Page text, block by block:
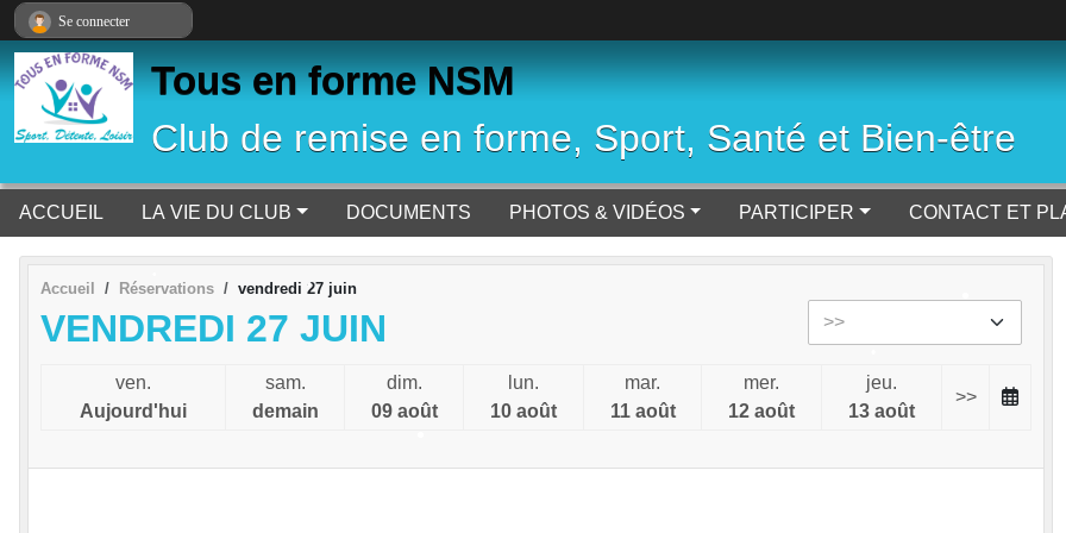
Tous en forme NSM
Club de remise en forme, Sport, Santé et Bien-être
ACCUEIL LA VIE DU CLUB DOCUMENTS PHOTOS & VIDÉOS PARTICIPER CONTACT ET
Accueil Réservations vendredi 27 juin
VENDREDI 27 JUIN
ven.
Aujourd'hui
sam.
demain
dim.
09 août
lun.
10 août
mar.
11 août
mer.
12 août
jeu.
13 août
>>
Se connecter
•
•
•
•
• •
Panneau de gestion des cookies